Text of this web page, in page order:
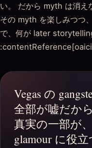
い。 だから myth は消え
その myth を楽しみつ
で、何が later
Vegas の
全部が嘘だか
真実の一部が
glamour に役